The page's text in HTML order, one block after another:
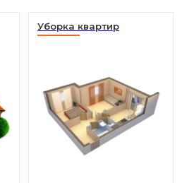
Уборка квартир